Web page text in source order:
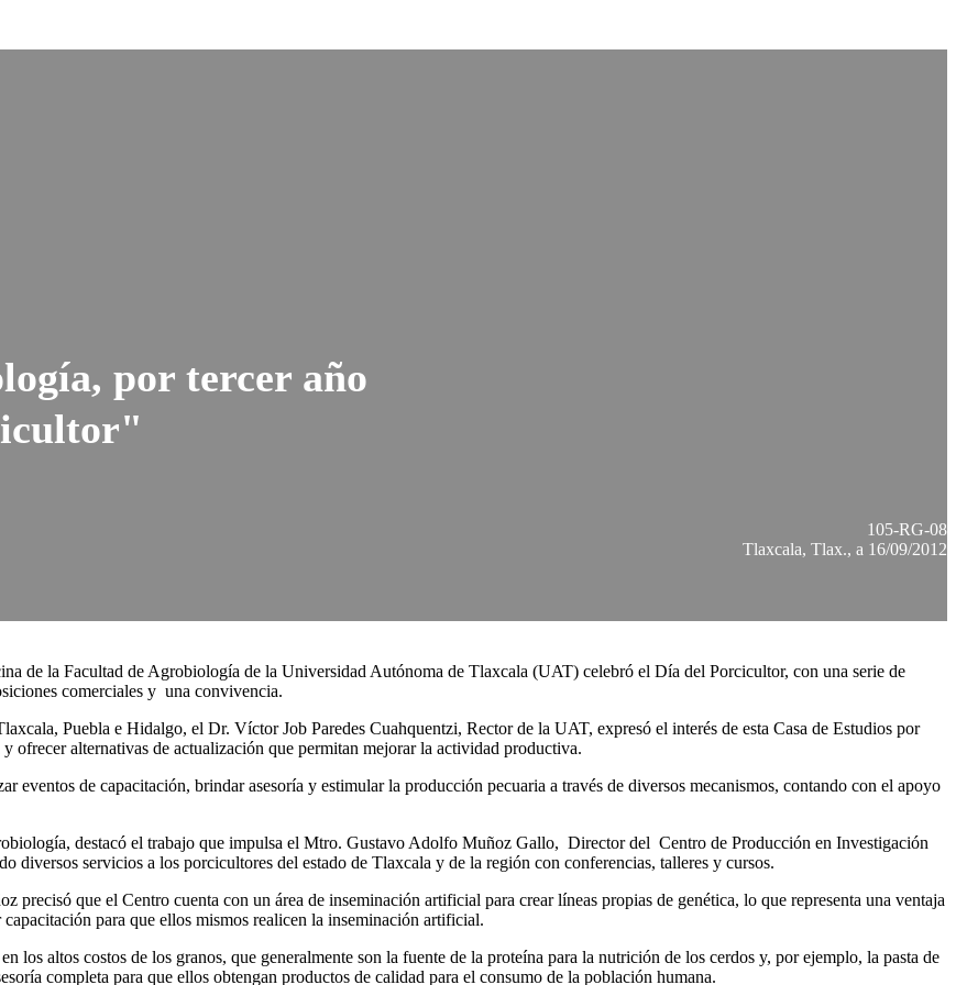
por tercer año
105-RG-08
Tlaxcala, Tlax., a 16/09/2012
de la Facultad de Agrobiología de la Universidad Autónoma de Tlaxcala (UAT) celebró el Día del Porcicultor, con una serie de
comerciales y una convivencia.
Puebla e Hidalgo, el Dr. Víctor Job Paredes Cuahquentzi, Rector de la UAT, expresó el interés de esta Casa de Estudios por
ofrecer alternativas de actualización que permitan mejorar la actividad productiva.
eventos de capacitación, brindar asesoría y estimular la producción pecuaria a través de diversos mecanismos, contando con el apoyo
destacó el trabajo que impulsa el Mtro. Gustavo Adolfo Muñoz Gallo, Director del Centro de Producción en Investigación
diversos servicios a los porcicultores del estado de Tlaxcala y de la región con conferencias, talleres y cursos.
que el Centro cuenta con un área de inseminación artificial para crear líneas propias de genética, lo que representa una ventaja
para que ellos mismos realicen la inseminación artificial.
los altos costos de los granos, que generalmente son la fuente de la proteína para la nutrición de los cerdos y, por ejemplo, la pasta de
completa para que ellos obtengan productos de calidad para el consumo de la población humana.